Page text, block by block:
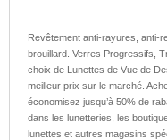
Revêtement anti-rayures, anti-
brouillard. Verres Progressifs,
choix de Lunettes de Vue de
meilleur prix sur le marché.
économisez jusqu’à 50% de
dans les lunetteries, les
lunettes et autres magasins